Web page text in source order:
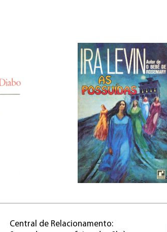
Central de Relacionamento: